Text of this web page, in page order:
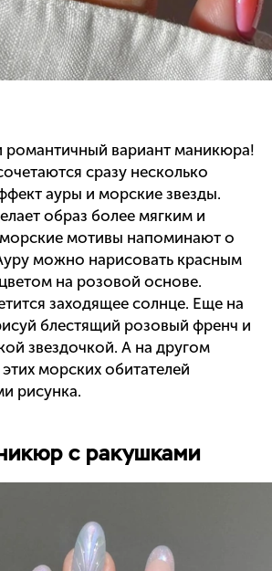
вариант маникюра!
сразу несколько
ауры и морские звезды.
образ более мягким и
мотивы напоминают о
можно нарисовать красным
на розовой основе.
заходящее солнце. Еще на
блестящий розовый френч и
звездочкой. А на другом
морских обитателей
рисунка.
с ракушками